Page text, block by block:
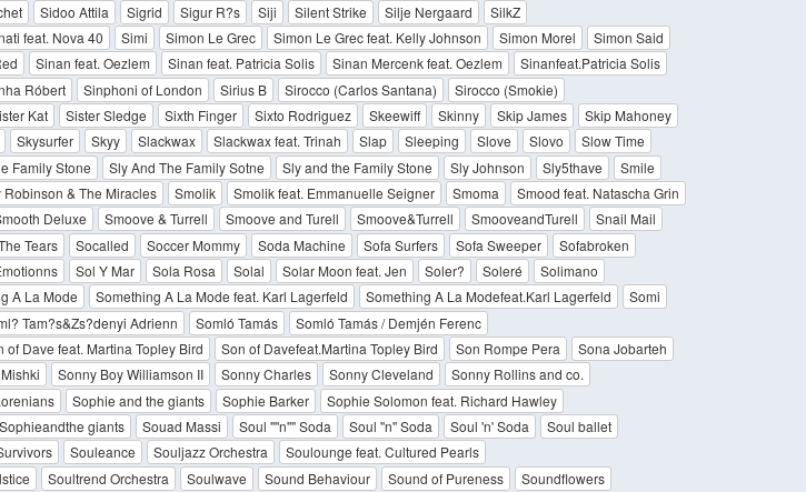
Sidoo Attila Sigrid Sigur R?s Siji Silent Strike Silje Nergaard
SilkZ
feat. Nova 40 Simi Simon Le Grec Simon Le Grec feat. Kelly Johnson Simon Morel
Simon Said
Sinan feat. Oezlem Sinan feat. Patricia Solis Sinan Mercenk feat. Oezlem
Sinanfeat.Patricia Solis
Róbert Sinphoni of London Sirius B Sirocco (Carlos Santana)
Sirocco (Smokie)
Kat Sister Sledge Sixth Finger Sixto Rodriguez Skeewiff Skinny Skip James
Skip Mahoney
Skysurfer Skyy Slackwax Slackwax feat. Trinah Slap Sleeping Slove Slovo
Slow Time
Family Stone Sly And The Family Sotne Sly and the Family Stone Sly Johnson Sly5thave
Smile
Robinson & The Miracles Smolik Smolik feat. Emmanuelle Seigner Smoma
Smood feat. Natascha Grin
Deluxe Smoove & Turrell Smoove and Turell Smoove&Turrell SmooveandTurell
Snail Mail
Tears Socalled Soccer Mommy Soda Machine Sofa Surfers Sofa Sweeper
Sofabroken
Sol Y Mar Sola Rosa Solal Solar Moon feat. Jen Soler? Soleré
Solimano
A La Mode Something A La Mode feat. Karl Lagerfeld Something A La Modefeat.Karl Lagerfeld
Somi
Tam?s&Zs?denyi Adrienn Somló Tamás
Somló Tamás / Demjén Ferenc
of Dave feat. Martina Topley Bird Son of Davefeat.Martina Topley Bird Son Rompe Pera
Sona Jobarteh
Sonny Boy Williamson II Sonny Charles Sonny Cleveland
Sonny Rollins and co.
Sophie and the giants Sophie Barker
Sophie Solomon feat. Richard Hawley
Sophieandthe giants Souad Massi Soul ''''n'''' Soda Soul ''n'' Soda Soul 'n' Soda
Soul ballet
Souleance Souljazz Orchestra
Soulounge feat. Cultured Pearls
Soultrend Orchestra Soulwave Sound Behaviour Sound of Pureness
Soundflowers